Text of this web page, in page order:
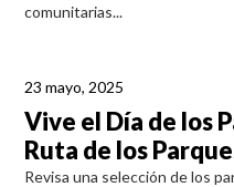
comunitarias...
23 mayo, 2025
Vive el Día de los
Ruta de los
Revisa una selección de los